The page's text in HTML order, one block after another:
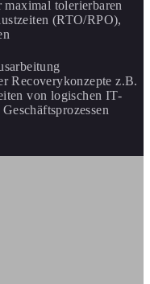
tolerierbaren
(RTO/RPO),
Recoverykonzepte z.B.
von logischen IT-